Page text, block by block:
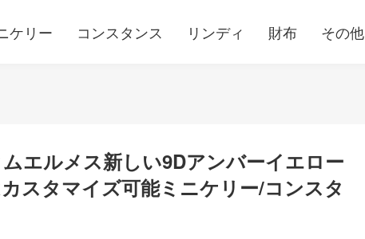
ケリー コンスタンス リンディ 財布 その他
エルメス新しい9Dアンバーイエロー
スタマイズ可能ミニケリー/コンスタ